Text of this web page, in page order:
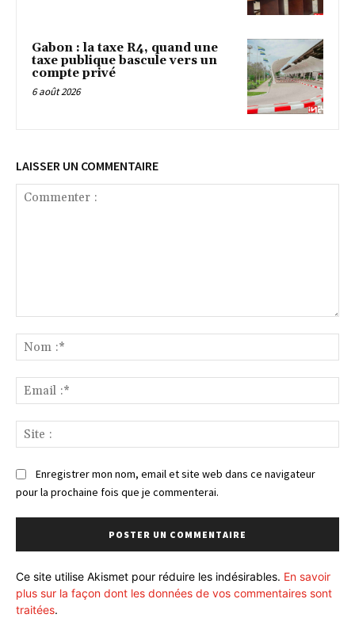
Gabon : la taxe R4, quand une
taxe publique bascule vers un
compte privé
6 août 2026
LAISSER UN COMMENTAIRE
:*
:*
:
Enregistrer mon nom, email et site web dans ce navigateur
pour la prochaine fois que je commenterai.
Ce site utilise Akismet pour réduire les indésirables. En savoir
plus sur la façon dont les données de vos commentaires sont
traitées.